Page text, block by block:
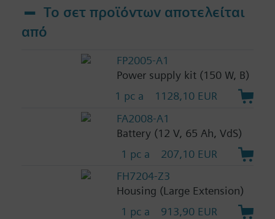
Το σετ προϊόντων αποτελείται
από
FP2005-A1
Power supply kit (150 W, B)
1 pc a
1128,10 EUR
FA2008-A1
Battery (12 V, 65 Ah, VdS)
1 pc a
207,10 EUR
FH7204-Z3
Housing (Large Extension)
1 pc a
913,90 EUR